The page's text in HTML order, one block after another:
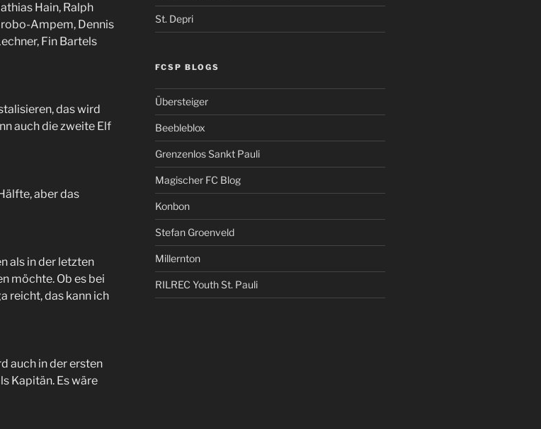
Hain, Ralph
Ampem, Dennis
Fin Bartels
das wird
auch die zweite Elf
aber das
als in der letzten
möchte. Ob es bei
reicht, das kann ich
auch in der ersten
Kapitän. Es wäre
St. Depri
FCSP BLOGS
Übersteiger
Beebleblox
Grenzenlos Sankt Pauli
Magischer FC Blog
Konbon
Stefan Groenveld
Millernton
RILREC Youth St. Pauli